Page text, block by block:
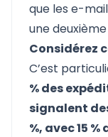
que les e-
une
Considérez
C’est
% des
signalent
%, avec 15